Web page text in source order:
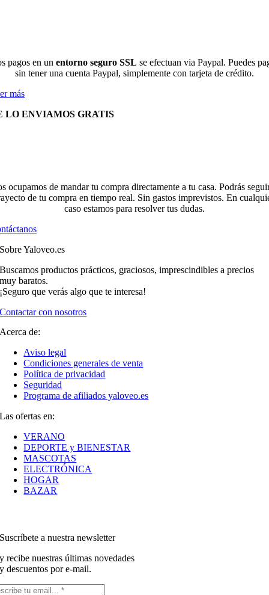
pagos en un entorno seguro SSL se efectuan via Paypal. Puedes
sin tener una cuenta Paypal, simplemente con tarjeta de crédito.
más
LO ENVIAMOS GRATIS
ocupamos de mandar tu compra directamente a tu casa. Podrás
de tu compra en tiempo real. Sin gastos imprevistos. En
caso estamos para resolver tus dudas.
Sobre Yaloveo.es
Buscamos productos prácticos, graciosos, imprescindibles a precios
muy baratos.
¡Seguro que verás algo que te interesa!
Contactar con nosotros
Acerca de:
Aviso legal
Condiciones generales de venta
Política de privacidad
Seguridad
Programa de afiliados yaloveo.es
Las ofertas en:
VERANO
DEPORTE y BIENESTAR
MASCOTAS
ELECTRÓNICA
HOGAR
BAZAR
Suscríbete a nuestra newsletter
y recibe nuestras últimas novedades
y descuentos por e-mail.